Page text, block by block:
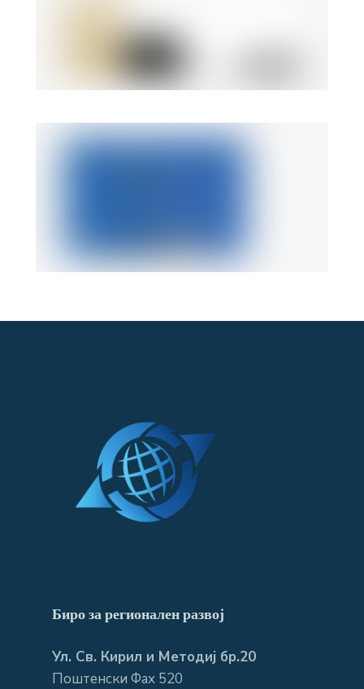
Биро за регионален развој
Ул. Св. Кирил и Методиј бр.20
Поштенски Фах 520